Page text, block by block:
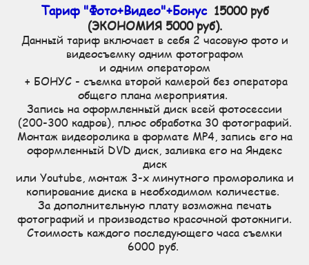
Тариф "Фото+Видео"+Бонус15000 руб
(ЭКОНОМИЯ 5000 руб).
Данный тариф включает в себя 2 часовую фото и
видеосъемку одним фотографом
и одним оператором
+ БОНУС - съемка второй камерой без оператора
общего плана мероприятия.
Запись на оформленный диск всей фотосессии
(200-300 кадров), плюс обработка 30 фотографий.
Монтаж видеоролика в формате MP4, запись его на
оформленный DVD диск, заливка его на Яндекс
диск
или Youtube, монтаж 3-х минутного проморолика и
копирование диска в необходимом количестве.
За дополнительную плату возможна печать
фотографий и производство красочной фотокниги.
Стоимость каждого последующего часа съемки
6000 руб.